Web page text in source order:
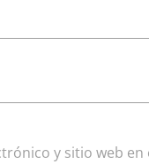
y sitio web en